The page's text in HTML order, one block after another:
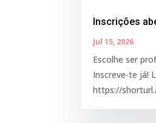
Inscrições
Jul 15, 2026
Escolhe ser
Inscreve-te já!
https://